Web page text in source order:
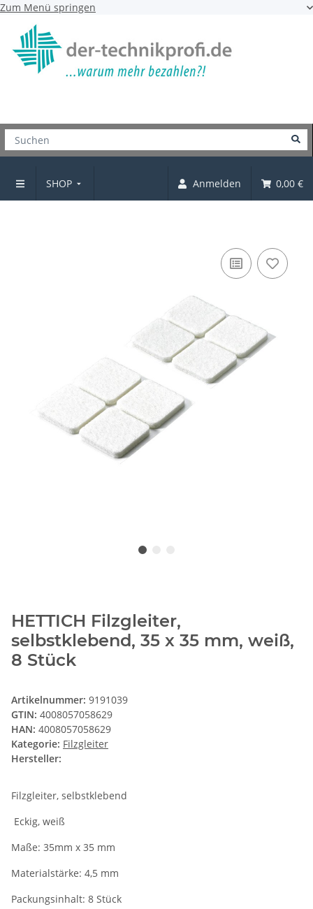
Zum Menü springen
SHOP Anmelden 0,00 €
Filzgleiter
HETTICH Filzgleiter,
selbstklebend, 35 x 35 mm, weiß,
8 Stück
Artikelnummer: 9191039
GTIN: 4008057058629
HAN: 4008057058629
Kategorie: Filzgleiter
Hersteller:
Filzgleiter, selbstklebend
Eckig, weiß
Maße: 35mm x 35 mm
Materialstärke: 4,5 mm
Packungsinhalt: 8 Stück